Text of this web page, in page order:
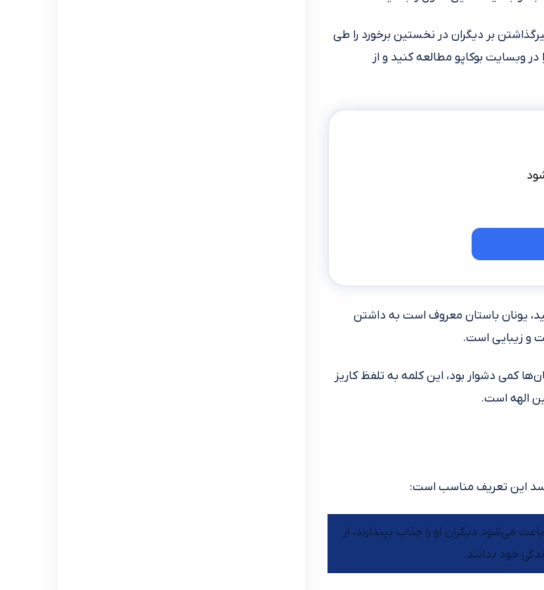
بر دیگران در نخستین برخورد را طی
وبسایت بوکاپو مطالعه کنید و از
یونان باستان معروف است به داشتن
و زیبایی است.
کمی دشوار بود، این کلمه به تلفظ کاریز
الهه است.
این تعریف مناسب است:
می‌شود دیگران او را جذاب بپندارند، از
خود بدانند.